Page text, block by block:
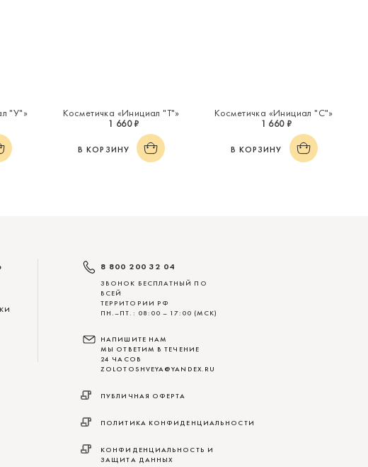
"У"» Косметичка «Инициал "Т"»
1 660 ₽
В КОРЗИНУ
Косметичка «Инициал "С"»
1 660 ₽
В КОРЗИНУ
8 800 200 32 04
ЗВОНОК БЕСПЛАТНЫЙ ПО
ВСЕЙ
ТЕРРИТОРИИ РФ
ПН.–ПТ.: 08:00 – 17:00 (МСК)
НАПИШИТЕ НАМ
МЫ ОТВЕТИМ В ТЕЧЕНИЕ
24 ЧАСОВ
ZOLOTOSHVEYA@YANDEX.RU
ПУБЛИЧНАЯ ОФЕРТА
ПОЛИТИКА КОНФИДЕНЦИАЛЬНОСТИ
КОНФИДЕНЦИАЛЬНОСТЬ И
ЗАЩИТА ДАННЫХ